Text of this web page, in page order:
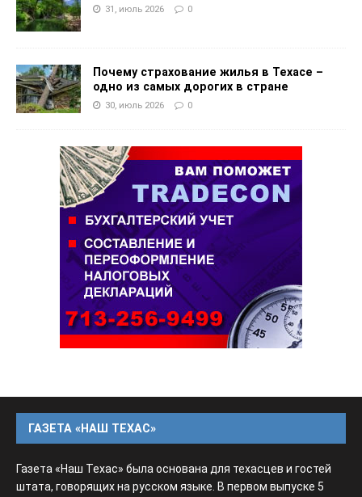
31, июль 2026 0
Почему страхование жилья в Техасе –
одно из самых дорогих в стране
30, июль 2026 0
ГАЗЕТА «НАШ ТЕХАС»
Газета «Наш Техас» была основана для техасцев и гостей
штата, говорящих на русском языке. В первом выпуске 5